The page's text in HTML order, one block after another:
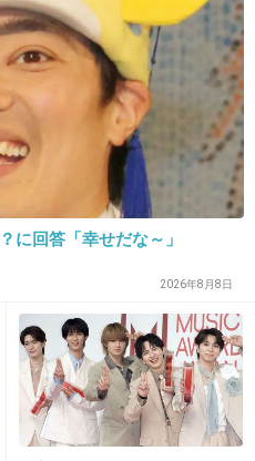
+354 -10
-9
回答「幸せだな～」
2026年8月8日